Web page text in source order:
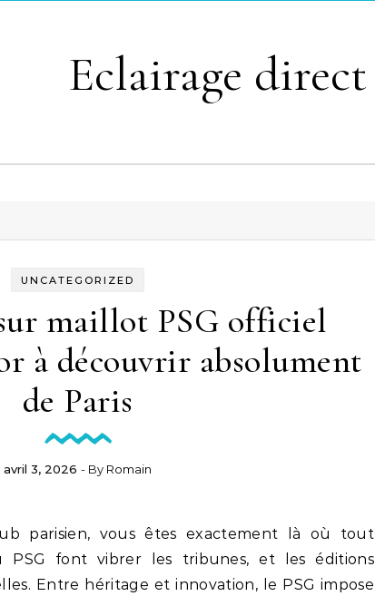
Eclairage direct
UNCATEGORIZED
maillot PSG officiel
à découvrir absolument
de Paris
avril 3, 2026 - By Romain
parisien, vous êtes exactement là où tout
PSG font vibrer les tribunes, et les éditions
Entre héritage et innovation, le PSG impose